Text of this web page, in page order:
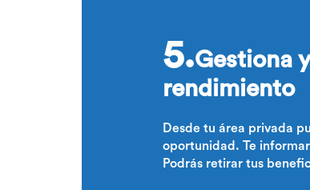
5.Gestiona
rendimiento
Desde tu área privada
oportunidad. Te
Podrás retirar tus